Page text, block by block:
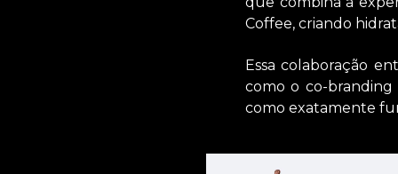
Coffee, criando
Essa colaboração
como o co-
como exatamente